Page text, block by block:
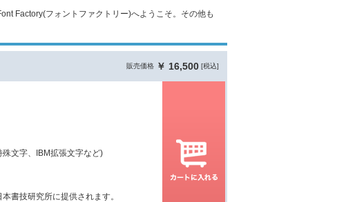
Factory(フォントファクトリー)へようこそ。その他も
販売価格 ￥ 16,500 [税込]
文字、IBM拡張文字など)
書技研究所に提供されます。